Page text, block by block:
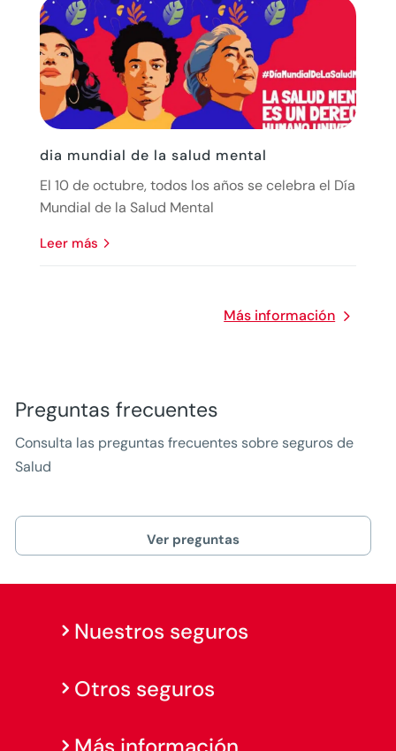
dia mundial de la salud mental
El 10 de octubre, todos los años se celebra el Día
Mundial de la Salud Mental
leer más
Más información
Preguntas frecuentes
Consulta las preguntas frecuentes sobre seguros de
Salud
Ver preguntas
Nuestros seguros
Otros seguros